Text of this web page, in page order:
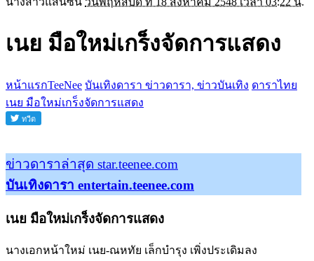
เนย มือใหม่เกร็งจัดการแสดง
หน้าแรกTeeNee บันเทิงดารา ข่าวดารา, ข่าวบันเทิง ดาราไทย
เนย มือใหม่เกร็งจัดการแสดง
ข่าวดาราล่าสุด star.teenee.com
บันเทิงดารา entertain.teenee.com
เนย มือใหม่เกร็งจัดการแสดง
นางเอกหน้าใหม่ เนย-ณหทัย เล็กบำรุง เพิ่งประเดิมลง